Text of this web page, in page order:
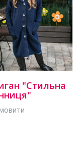
"Стильна